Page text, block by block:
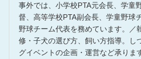
事外では、小学校PTA元会長、学童
督、高等学校PTA副会長、学童野球
野球チーム代表を務めています。／
修・子犬の選び方、飼い方指導。し
グイベントの企画・運営など承りま